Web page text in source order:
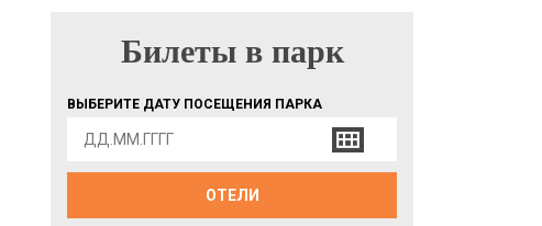
БИЛЕТЫ В ПАРК
Билеты в парк
ВЫБЕРИТЕ ДАТУ ПОСЕЩЕНИЯ ПАРКА
ОТЕЛИ